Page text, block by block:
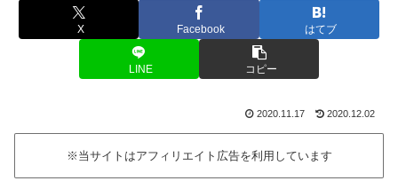
X Facebook はてブ
LINE コピー
2020.11.17 2020.12.02
※当サイトはアフィリエイト広告を利用しています